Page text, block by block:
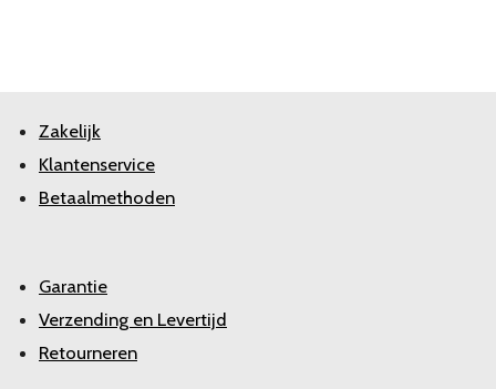
Zakelijk
Klantenservice
Betaalmethoden
Garantie
Verzending en Levertijd
Retourneren